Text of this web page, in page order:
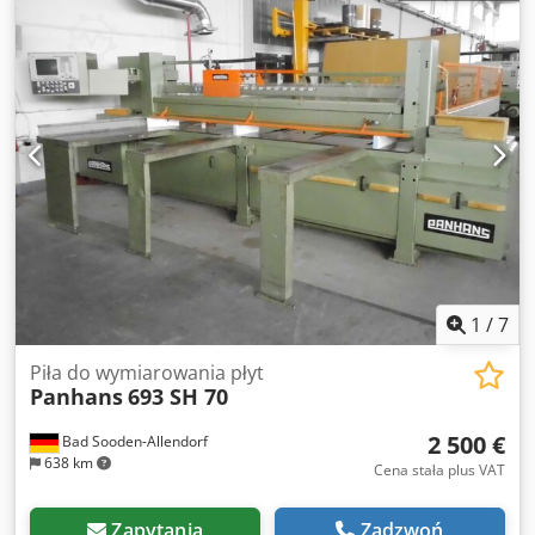
podmuchem powietrza Wózek popychający z ok. 7
zaciskami Oprogramowanie OSI Plus Pedał do
uruchamiania i zatrzymywania cyklu Osłony ochronne
Waga ok. 3277 kg. Dostępne za kilka tygodni.
1 /7
Bad Sooden-Allendorf
638 km
Piła do wymiarowania płyt
Panhans693 SH 70
2 500 €
Cena stała plus VAT